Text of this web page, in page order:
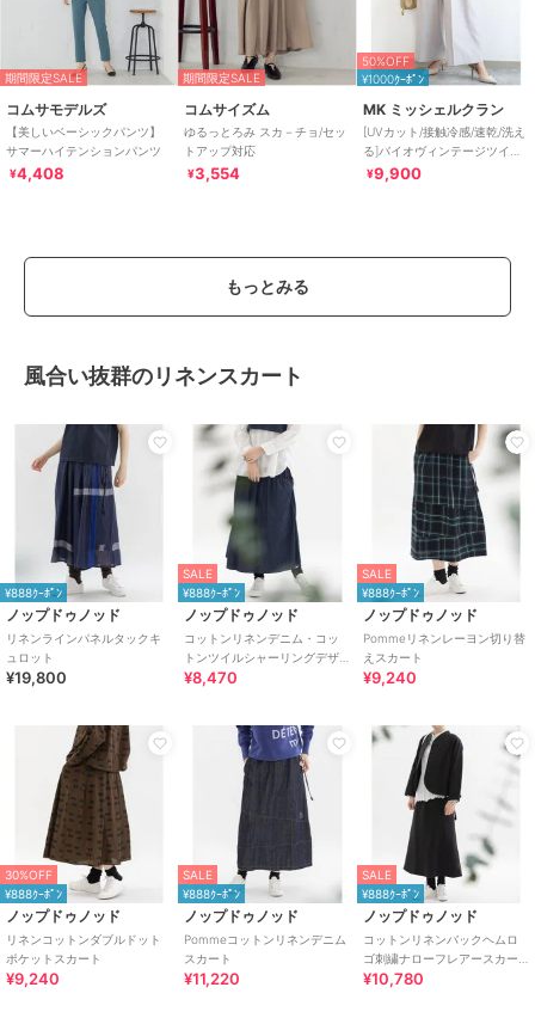
期間限定SALE
コムサモデルズ
【美しいベーシックパンツ】
サマーハイテンションパンツ
¥4,408
期間限定SALE
コムサイズム
ゆるっとろみ スカ－チョ/セッ
トアップ対応
¥3,554
50%OFF
¥1000ｸｰﾎﾟﾝ
MK ミッシェルクラン
[UVカット/接触冷感/速乾/洗え
る]バイオヴィンテージツイル
ワイドストレートパンツ
¥9,900
もっとみる
風合い抜群のリネンスカート
¥888ｸｰﾎﾟﾝ
ノップドゥノッド
リネンラインパネルタックキ
ュロット
¥19,800
SALE
¥888ｸｰﾎﾟﾝ
ノップドゥノッド
コットンリネンデニム・コッ
トンツイルシャーリングデザ
インスカート
¥8,470
SALE
¥888ｸｰﾎﾟﾝ
ノップドゥノッド
Pommeリネンレーヨン切り替
えスカート
¥9,240
30%OFF
¥888ｸｰﾎﾟﾝ
ノップドゥノッド
リネンコットンダブルドット
ポケットスカート
¥9,240
SALE
¥888ｸｰﾎﾟﾝ
ノップドゥノッド
Pommeコットンリネンデニム
スカート
¥11,220
SALE
¥888ｸｰﾎﾟﾝ
ノップドゥノッド
コットンリネンバックヘムロ
ゴ刺繍ナローフレアースカー
ト
¥10,780